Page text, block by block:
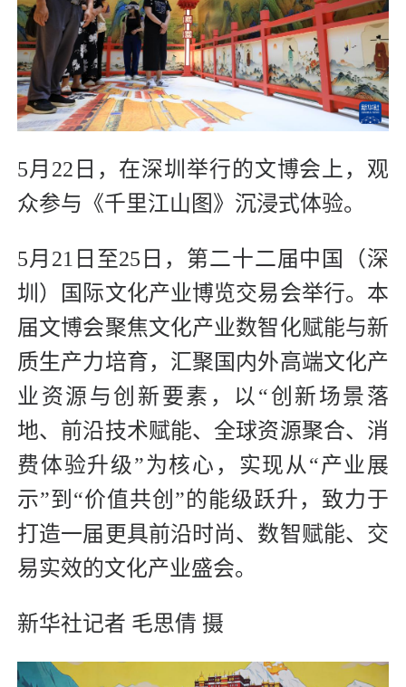
5月22日，在深圳举行的文博会上，观
众参与《千里江山图》沉浸式体验。
5月21日至25日，第二十二届中国（深
圳）国际文化产业博览交易会举行。本
届文博会聚焦文化产业数智化赋能与新
质生产力培育，汇聚国内外高端文化产
业资源与创新要素，以“创新场景落
地、前沿技术赋能、全球资源聚合、消
费体验升级”为核心，实现从“产业展
示”到“价值共创”的能级跃升，致力于
打造一届更具前沿时尚、数智赋能、交
易实效的文化产业盛会。
新华社记者 毛思倩 摄